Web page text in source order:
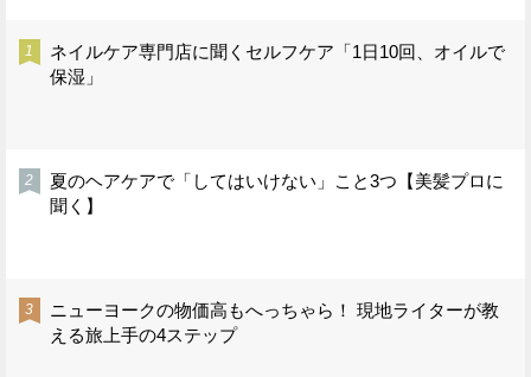
ネイルケア専門店に聞くセルフケア「1日10回、オイルで
保湿」
夏のヘアケアで「してはいけない」こと3つ【美髪プロに
聞く】
ニューヨークの物価高もへっちゃら！ 現地ライターが教
える旅上手の4ステップ